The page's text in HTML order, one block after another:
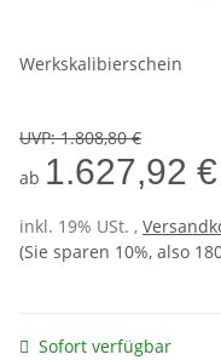
Werkskalibierschein
UVP:1.808,80 €
ab 1.627,92 €
inkl. 19% USt. ,
(Sie sparen 10%, also
Sofort verfügbar